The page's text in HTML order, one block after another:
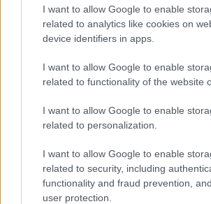
I want to allow Google to enable
related to analytics like cookies on
device identifiers in apps.
I want to allow Google to enable
related to functionality of the website
I want to allow Google to enable
related to personalization.
I want to allow Google to enable
related to security, including
functionality and fraud prevention,
user protection.
A legjobb éttermi
világevő• 2020. december 28.
fogjuk élvezni a kiváló szervizt,
ételeket, de ehelyett most marad az